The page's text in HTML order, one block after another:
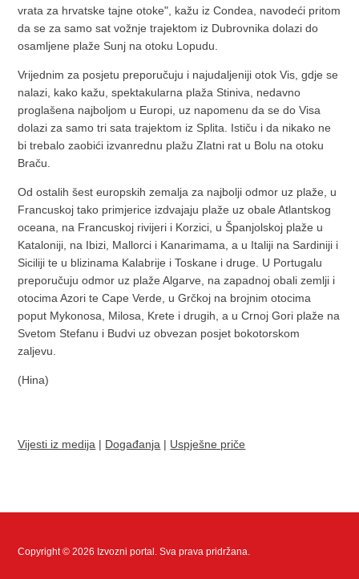
vrata za hrvatske tajne otoke", kažu iz Condea, navodeći pritom
da se za samo sat vožnje trajektom iz Dubrovnika dolazi do
osamljene plaže Sunj na otoku Lopudu.
Vrijednim za posjetu preporučuju i najudaljeniji otok Vis, gdje se
nalazi, kako kažu, spektakularna plaža Stiniva, nedavno
proglašena najboljom u Europi, uz napomenu da se do Visa
dolazi za samo tri sata trajektom iz Splita. Ističu i da nikako ne
bi trebalo zaobići izvanrednu plažu Zlatni rat u Bolu na otoku
Braču.
Od ostalih šest europskih zemalja za najbolji odmor uz plaže, u
Francuskoj tako primjerice izdvajaju plaže uz obale Atlantskog
oceana, na Francuskoj rivijeri i Korzici, u Španjolskoj plaže u
Kataloniji, na Ibizi, Mallorci i Kanarimama, a u Italiji na Sardiniji i
Siciliji te u blizinama Kalabrije i Toskane i druge. U Portugalu
preporučuju odmor uz plaže Algarve, na zapadnoj obali zemlji i
otocima Azori te Cape Verde, u Grčkoj na brojnim otocima
poput Mykonosa, Milosa, Krete i drugih, a u Crnoj Gori plaže na
Svetom Stefanu i Budvi uz obvezan posjet bokotorskom
zaljevu.
(Hina)
Vijesti iz medija | Događanja | Uspješne priče
Copyright © 2026 Izvozni portal. Sva prava pridržana.